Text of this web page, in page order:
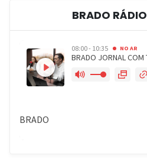
BRADO RÁDIO